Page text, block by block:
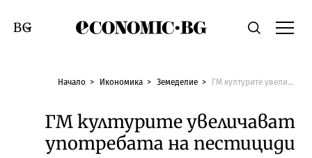
Economic.bgТърсене
Смяна на език
Начало Икономика Земеделие ГМ културите увеличават употребата на пестициди
ГМ културите увеличават
употребата на пестициди